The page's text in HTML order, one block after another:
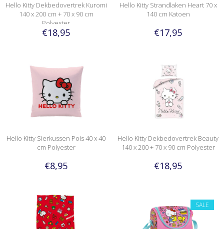
Hello Kitty Dekbedovertrek Kuromi
140 x 200 cm + 70 x 90 cm
Polyester
€18,95
Hello Kitty Strandlaken Heart 70 x
140 cm Katoen
€17,95
Hello Kitty Sierkussen Pois 40 x 40
cm Polyester
€8,95
Hello Kitty Dekbedovertrek Beauty
140 x 200 + 70 x 90 cm Polyester
€18,95
SALE